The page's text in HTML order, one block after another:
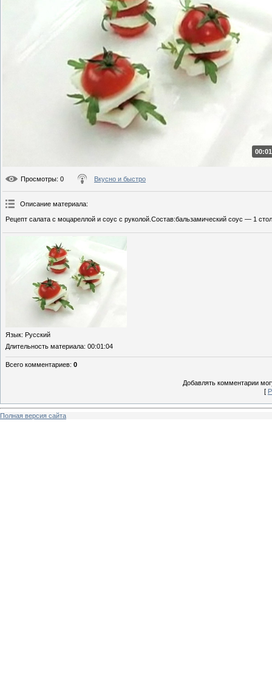
Просмотры: 0 Вкусно и быстро
Описание материала:
Рецепт салата с моцареллой и соус с руколой.Состав:бальзамический соус — 1
Язык: Русский
Длительность материала: 00:01:04
Всего комментариев: 0
Добавлять комментарии
[
Полная версия сайта